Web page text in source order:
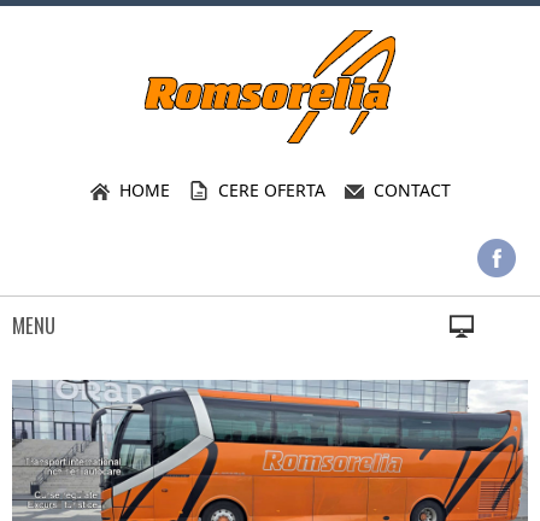
HOME CERE OFERTA CONTACT
MENU